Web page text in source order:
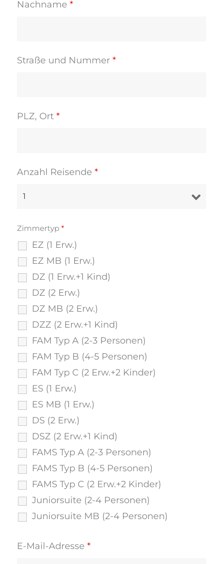
Nachname *
Straße und Nummer *
PLZ, Ort *
Anzahl Reisende *
Zimmertyp *
EZ (1 Erw.)
EZ MB (1 Erw.)
DZ (1 Erw.+1 Kind)
DZ (2 Erw.)
DZ MB (2 Erw.)
DZZ (2 Erw.+1 Kind)
FAM Typ A (2-3 Personen)
FAM Typ B (4-5 Personen)
FAM Typ C (2 Erw.+2 Kinder)
ES (1 Erw.)
ES MB (1 Erw.)
DS (2 Erw.)
DSZ (2 Erw.+1 Kind)
FAMS Typ A (2-3 Personen)
FAMS Typ B (4-5 Personen)
FAMS Typ C (2 Erw.+2 Kinder)
Juniorsuite (2-4 Personen)
Juniorsuite MB (2-4 Personen)
E-Mail-Adresse *